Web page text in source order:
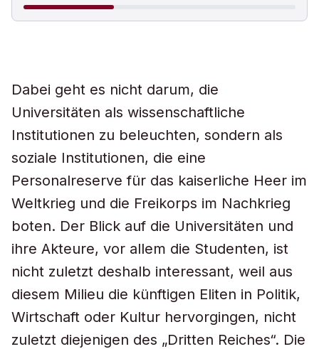
Dabei geht es nicht darum, die
Universitäten als wissenschaftliche
Institutionen zu beleuchten, sondern als
soziale Institutionen, die eine
Personalreserve für das kaiserliche Heer im
Weltkrieg und die Freikorps im Nachkrieg
boten. Der Blick auf die Universitäten und
ihre Akteure, vor allem die Studenten, ist
nicht zuletzt deshalb interessant, weil aus
diesem Milieu die künftigen Eliten in Politik,
Wirtschaft oder Kultur hervorgingen, nicht
zuletzt diejenigen des „Dritten Reiches“. Die